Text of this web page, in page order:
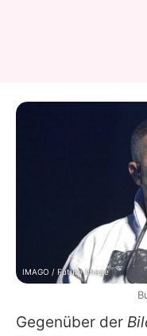
Gegenüber der
IMAGO / Future Image